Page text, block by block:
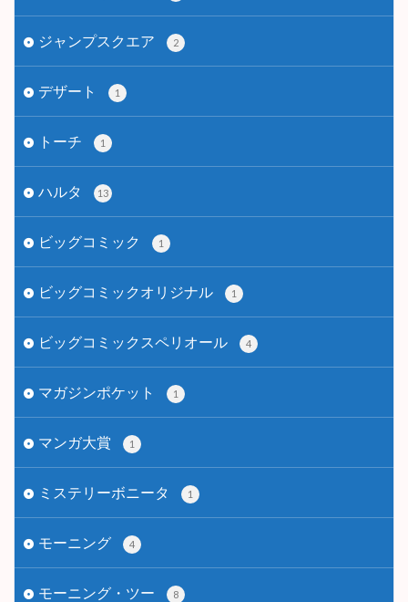
ジャンプスクエア 2
デザート 1
トーチ 1
ハルタ 13
ビッグコミック 1
ビッグコミックオリジナル 1
ビッグコミックスペリオール 4
マガジンポケット 1
マンガ大賞 1
ミステリーボニータ 1
モーニング 4
モーニング・ツー 8